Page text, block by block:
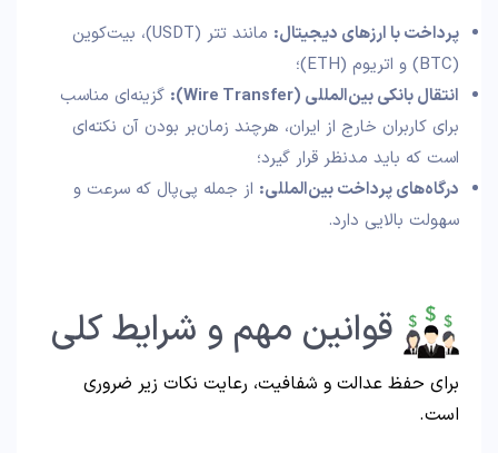
پرداخت با ارزهای دیجیتال:
مانند تتر (USDT)، بیت‌کوین
(BTC) و اتریوم (ETH)؛
انتقال بانکی بین‌المللی (Wire Transfer):
گزینه‌ای مناسب
برای کاربران خارج از ایران، هرچند زمان‌بر بودن آن نکته‌ای
است که باید مدنظر قرار گیرد؛
درگاه‌های پرداخت بین‌المللی: از جمله پی‌پال که سرعت و
سهولت بالایی دارد.
قوانین مهم و شرایط کلی
برای حفظ عدالت و شفافیت، رعایت نکات زیر ضروری
است.